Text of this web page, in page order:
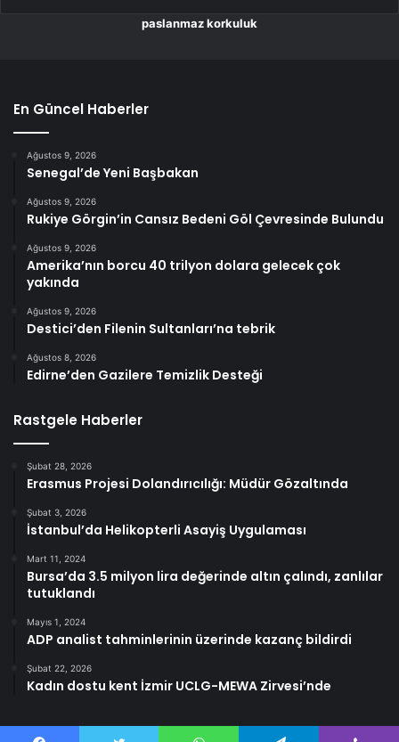
paslanmaz korkuluk
En Güncel Haberler
Ağustos 9, 2026
Senegal’de Yeni Başbakan
Ağustos 9, 2026
Rukiye Görgin’in Cansız Bedeni Göl Çevresinde Bulundu
Ağustos 9, 2026
Amerika’nın borcu 40 trilyon dolara gelecek çok
yakında
Ağustos 9, 2026
Destici’den Filenin Sultanları’na tebrik
Ağustos 8, 2026
Edirne’den Gazilere Temizlik Desteği
Rastgele Haberler
Şubat 28, 2026
Erasmus Projesi Dolandırıcılığı: Müdür Gözaltında
Şubat 3, 2026
İstanbul’da Helikopterli Asayiş Uygulaması
Mart 11, 2024
Bursa’da 3.5 milyon lira değerinde altın çalındı, zanlılar
tutuklandı
Mayıs 1, 2024
ADP analist tahminlerinin üzerinde kazanç bildirdi
Şubat 22, 2026
Kadın dostu kent İzmir UCLG-MEWA Zirvesi’nde